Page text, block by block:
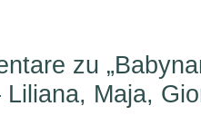
zu
Liliana, Maja,